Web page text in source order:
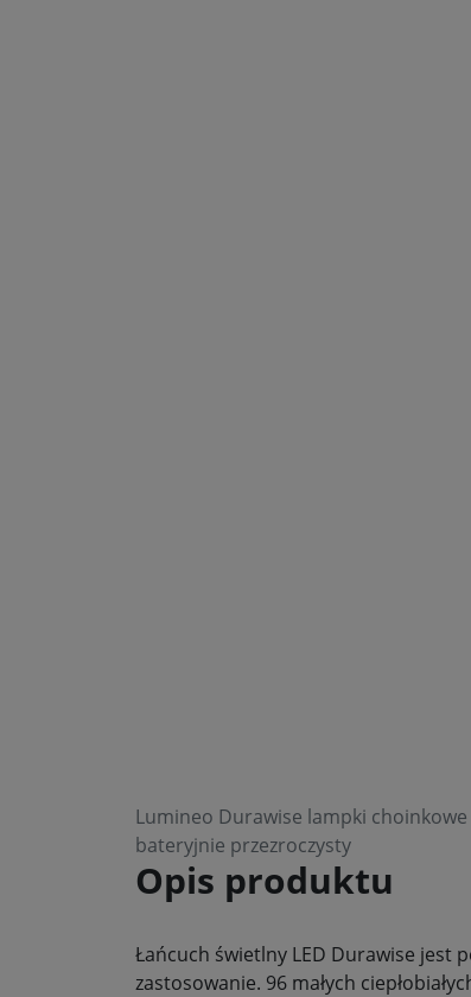
Lumineo Durawise lampki choinkowe
bateryjnie przezroczysty
Opis produktu
Łańcuch świetlny LED Durawise jest
zastosowanie. 96 małych